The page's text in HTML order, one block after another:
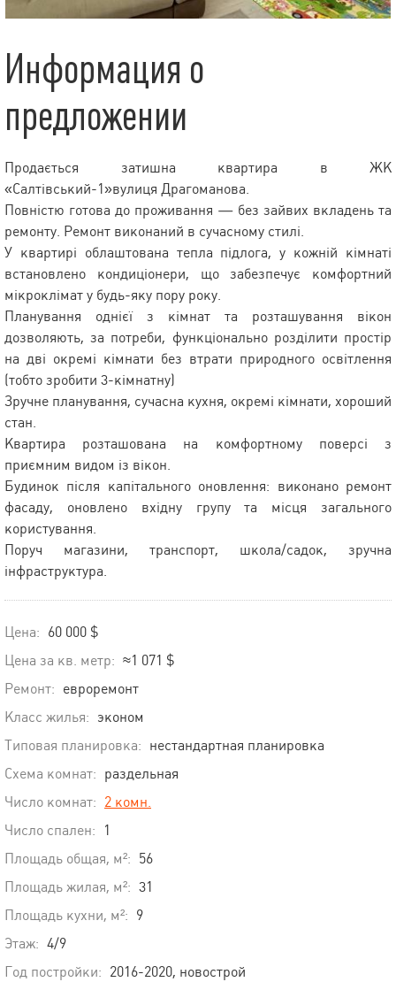
Информация о
предложении
Продається затишна квартира в ЖК
«Салтівський-1»вулиця Драгоманова.
Повністю готова до проживання — без зайвих вкладень та
ремонту. Ремонт виконаний в сучасному стилі.
У квартирі облаштована тепла підлога, у кожній кімнаті
встановлено кондиціонери, що забезпечує комфортний
мікроклімат у будь-яку пору року.
Планування однієї з кімнат та розташування вікон
дозволяють, за потреби, функціонально розділити простір
на дві окремі кімнати без втрати природного освітлення
(тобто зробити 3-кімнатну)
Зручне планування, сучасна кухня, окремі кімнати, хороший
стан.
Квартира розташована на комфортному поверсі з
приємним видом із вікон.
Будинок після капітального оновлення: виконано ремонт
фасаду, оновлено вхідну групу та місця загального
користування.
Поруч магазини, транспорт, школа/садок, зручна
інфраструктура.
Цена: 60 000 $
Цена за кв. метр: ≈1 071 $
Ремонт: евроремонт
Класс жилья: эконом
Типовая планировка: нестандартная планировка
Схема комнат: раздельная
Число комнат: 2 комн.
Число спален:
1
Площадь общая, м²: 56
Площадь жилая, м²: 31
Площадь кухни, м²: 9
Этаж: 4/9
Год постройки: 2016-2020, новострой